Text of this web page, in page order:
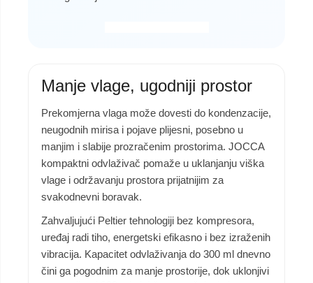
Manje vlage, ugodniji prostor
Prekomjerna vlaga može dovesti do kondenzacije,
neugodnih mirisa i pojave plijesni, posebno u
manjim i slabije prozračenim prostorima. JOCCA
kompaktni odvlaživač pomaže u uklanjanju viška
vlage i održavanju prostora prijatnijim za
svakodnevni boravak.
Zahvaljujući Peltier tehnologiji bez kompresora,
uređaj radi tiho, energetski efikasno i bez izraženih
vibracija. Kapacitet odvlaživanja do 300 ml dnevno
čini ga pogodnim za manje prostorije, dok uklonjivi